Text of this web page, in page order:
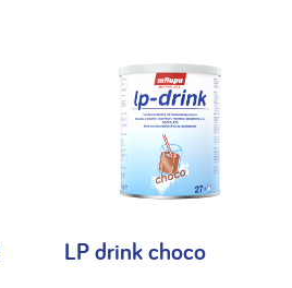
LP drink choco